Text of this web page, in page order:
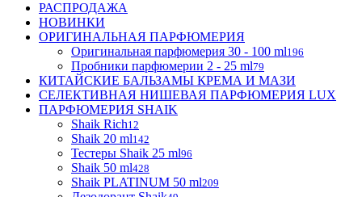
РАСПРОДАЖА
НОВИНКИ
ОРИГИНАЛЬНАЯ ПАРФЮМЕРИЯ
Оригинальная парфюмерия 30 - 100 ml196
Пробники парфюмерии 2 - 25 ml79
КИТАЙСКИЕ БАЛЬЗАМЫ КРЕМА И МАЗИ
СЕЛЕКТИВНАЯ НИШЕВАЯ ПАРФЮМЕРИЯ LUX
ПАРФЮМЕРИЯ SHAIK
Shaik Rich12
Shaik 20 ml142
Тестеры Shaik 25 ml96
Shaik 50 ml428
Shaik PLATINUM 50 ml209